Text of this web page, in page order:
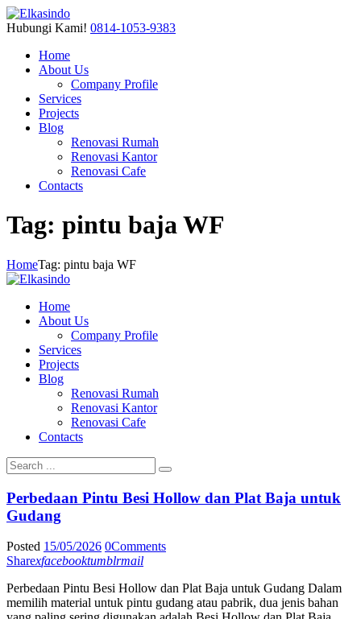
Hubungi Kami! 0814-1053-9383
Home
About Us
Company Profile
Services
Projects
Blog
Renovasi Rumah
Renovasi Kantor
Renovasi Cafe
Contacts
Tag: pintu baja WF
HomeTag: pintu baja WF
Home
About Us
Company Profile
Services
Projects
Blog
Renovasi Rumah
Renovasi Kantor
Renovasi Cafe
Contacts
Perbedaan Pintu Besi Hollow dan Plat Baja untuk
Gudang
Posted 15/05/2026 0Comments
Sharexfacebooktumblrmail
Perbedaan Pintu Besi Hollow dan Plat Baja untuk Gudang Dalam
memilih material untuk pintu gudang atau pabrik, dua jenis bahan